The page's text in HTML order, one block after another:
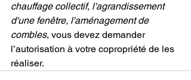
chauffage collectif, l'agrandissement
d'une fenêtre, l'aménagement de
combles, vous devez demander
l’autorisation à votre copropriété de les
réaliser.